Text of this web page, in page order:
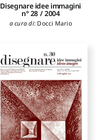
Disegnare idee immagini
n° 28 / 2004
a cura di: Docci Mario